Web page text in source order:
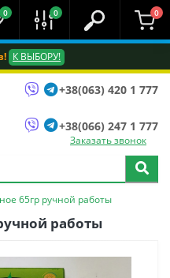
К ВЫБОРУ!
0 0 0
+38(063) 420 1 777
+38(066) 247 1 777
Заказать звонок
65гр ручной работы
работы